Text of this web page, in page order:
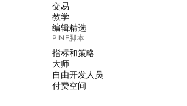
交易
教学
编辑精选
PINE脚本
指标和策略
大师
自由开发人员
付费空间